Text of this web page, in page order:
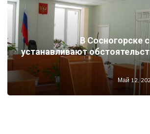
В Сосногорске
устанавливают
Май 12,